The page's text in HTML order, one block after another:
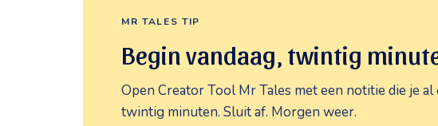
MR TALES TIP
Begin vandaag, twintig
Open Creator Tool Mr Tales met een notitie die je
twintig minuten. Sluit af. Morgen weer.